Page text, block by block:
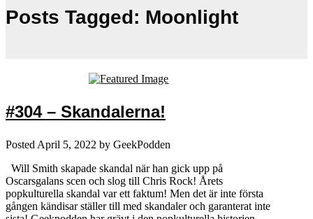
Posts Tagged: Moonlight
#304 – Skandalerna!
Posted April 5, 2022 by GeekPodden
Will Smith skapade skandal när han gick upp på
Oscarsgalans scen och slog till Chris Rock! Årets
popkulturella skandal var ett faktum! Men det är inte första
gången kändisar ställer till med skandaler och garanterat inte